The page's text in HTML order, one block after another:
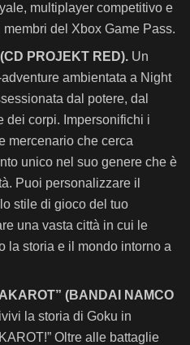
multiplayer competitivo e
del Xbox Game Pass.
PROJEKT RED). Un
ambientata a Night
dal potere, dal
dei corpi. Impersonifichi i
mercenario che cerca
unico nel suo genere che è
Puoi personalizzare il
stile di gioco del tuo
una vasta città in cui le
la storia e il mondo intorno a
(BANDAI NAMCO
la storia di Goku in
Oltre alle battaglie